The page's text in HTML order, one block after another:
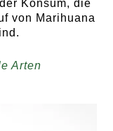
Konsum, die
von Marihuana
Arten